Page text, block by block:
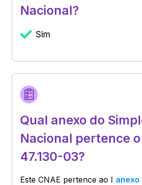
Nacional?
Sim
Qual anexo do
Nacional pertence o
47.130-03?
Este CNAE pertence ao I anexo